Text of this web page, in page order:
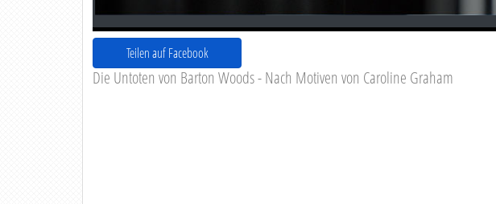
Teilen auf Facebook
Die Untoten von Barton Woods - Nach Motiven von Caroline Graham